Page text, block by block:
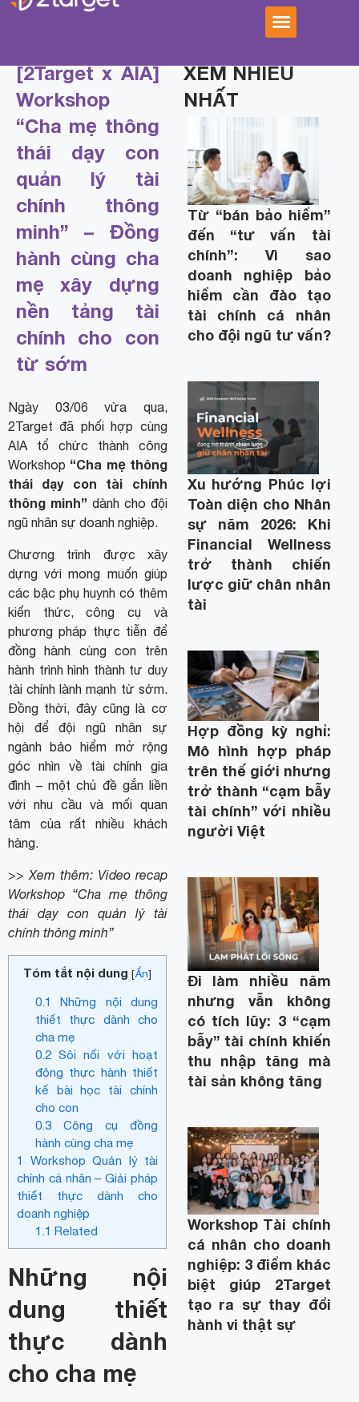
[2Target x AIA]
Workshop
“Cha mẹ thông
thái dạy con
quản lý tài
chính thông
minh” – Đồng
hành cùng cha
mẹ xây dựng
nền tảng tài
chính cho con
từ sớm
Ngày 03/06 vừa qua,
2Target đã phối hợp cùng
AIA tổ chức thành công
Workshop “Cha mẹ thông
thái dạy con tài chính
thông minh” dành cho đội
ngũ nhân sự doanh nghiệp.
Chương trình được xây
dựng với mong muốn giúp
các bậc phụ huynh có thêm
kiến thức, công cụ và
phương pháp thực tiễn để
đồng hành cùng con trên
hành trình hình thành tư duy
tài chính lành mạnh từ sớm.
Đồng thời, đây cũng là cơ
hội để đội ngũ nhân sự
ngành bảo hiểm mở rộng
góc nhìn về tài chính gia
đình – một chủ đề gắn liền
với nhu cầu và mối quan
tâm của rất nhiều khách
hàng.
>> Xem thêm: Video recap
Workshop “Cha mẹ thông
thái dạy con quản lý tài
chính thông minh”
Tóm tắt nội dung [Ẩn]
0.1
Những nội dung
thiết thực dành cho
cha mẹ
0.2Sôi nổi với hoạt
động thực hành thiết
kế bài học tài chính
cho con
0.3Công cụ đồng
hành cùng cha mẹ
1
Workshop Quản lý tài
chính cá nhân – Giải pháp
thiết thực dành cho
doanh nghiệp
1.1 Related
Những nội
dung thiết
thực dành
cho cha mẹ
XEM NHIỀU
NHẤT
Từ “bán bảo hiểm”
đến “tư vấn tài
chính”: Vì sao
doanh nghiệp bảo
hiểm cần đào tạo
tài chính cá nhân
cho đội ngũ tư vấn?
Xu hướng Phúc lợi
Toàn diện cho Nhân
sự năm 2026: Khi
Financial Wellness
trở thành chiến
lược giữ chân nhân
tài
Hợp đồng kỳ nghỉ:
Mô hình hợp pháp
trên thế giới nhưng
trở thành “cạm bẫy
tài chính” với nhiều
người Việt
Đi làm nhiều năm
nhưng vẫn không
có tích lũy: 3 “cạm
bẫy” tài chính khiến
thu nhập tăng mà
tài sản không tăng
Workshop Tài chính
cá nhân cho doanh
nghiệp: 3 điểm khác
biệt giúp 2Target
tạo ra sự thay đổi
hành vi thật sự